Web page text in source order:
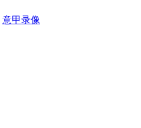
意甲录像